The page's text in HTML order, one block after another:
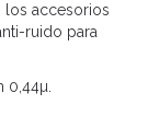
los accesorios
ruido para
0,44µ.